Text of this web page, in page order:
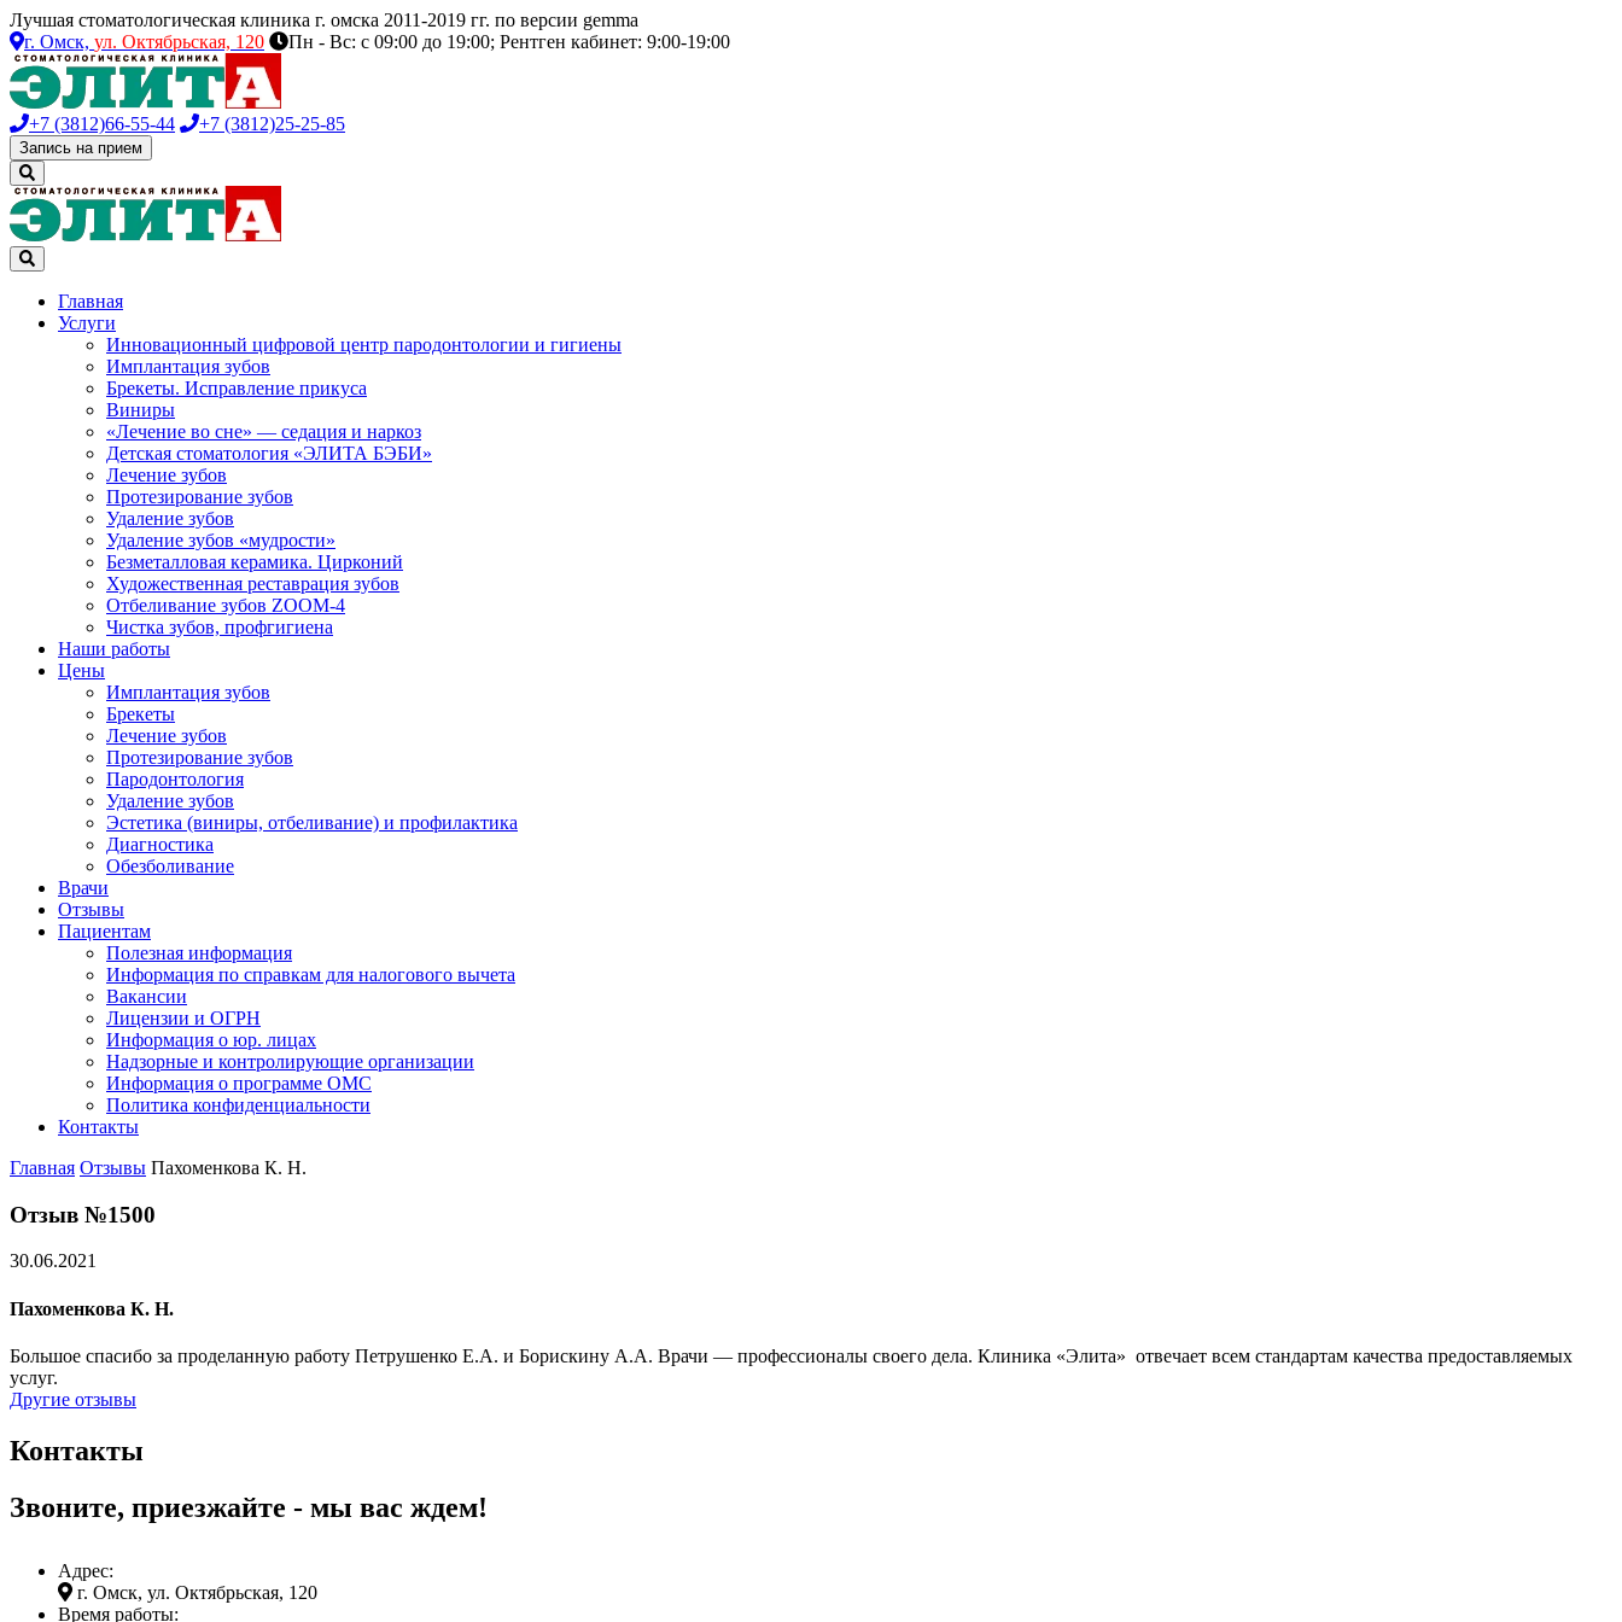
Лучшая стоматологическая клиника г. омска 2011-2019 гг. по версии gemma
г. Омск, ул. Октябрьская, 120 Пн - Вс: с 09:00 до 19:00; Рентген кабинет: 9:00-19:00
+7 (3812)66-55-44 +7 (3812)25-25-85
Запись на прием
Главная
Услуги
Инновационный цифровой центр пародонтологии и гигиены
Имплантация зубов
Брекеты. Исправление прикуса
Виниры
«Лечение во сне» — седация и наркоз
Детская стоматология «ЭЛИТА БЭБИ»
Лечение зубов
Протезирование зубов
Удаление зубов
Удаление зубов «мудрости»
Безметалловая керамика. Цирконий
Художественная реставрация зубов
Отбеливание зубов ZOOM-4
Чистка зубов, профгигиена
Наши работы
Цены
Имплантация зубов
Брекеты
Лечение зубов
Протезирование зубов
Пародонтология
Удаление зубов
Эстетика (виниры, отбеливание) и профилактика
Диагностика
Обезболивание
Врачи
Отзывы
Пациентам
Полезная информация
Информация по справкам для налогового вычета
Вакансии
Лицензии и ОГРН
Информация о юр. лицах
Надзорные и контролирующие организации
Информация о программе ОМС
Политика конфиденциальности
Контакты
Главная Отзывы Пахоменкова К. Н.
Отзыв №1500
30.06.2021
Пахоменкова К. Н.
Большое спасибо за проделанную работу Петрушенко Е.А. и Борискину А.А. Врачи — профессионалы своего дела. Клиника «Элита» отвечает всем стандартам качества предоставляемых
услуг.
Другие отзывы
Контакты
Звоните, приезжайте - мы вас ждем!
Адрес:
г. Омск, ул. Октябрьская, 120
Время работы: